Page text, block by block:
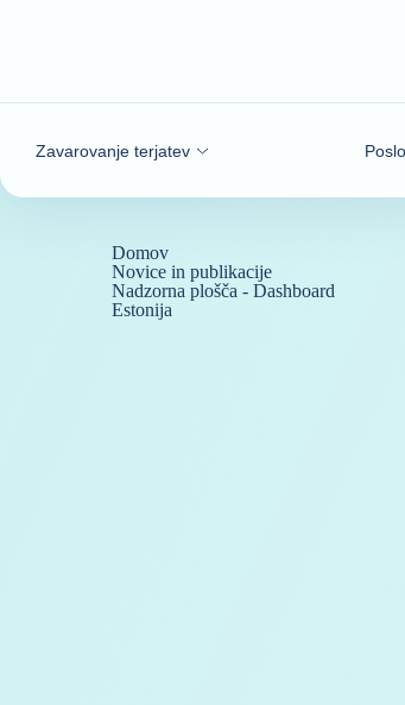
Zavarovanje terjatev
Domov
Novice in publikacije
Nadzorna plošča - Dashboard
Estonija